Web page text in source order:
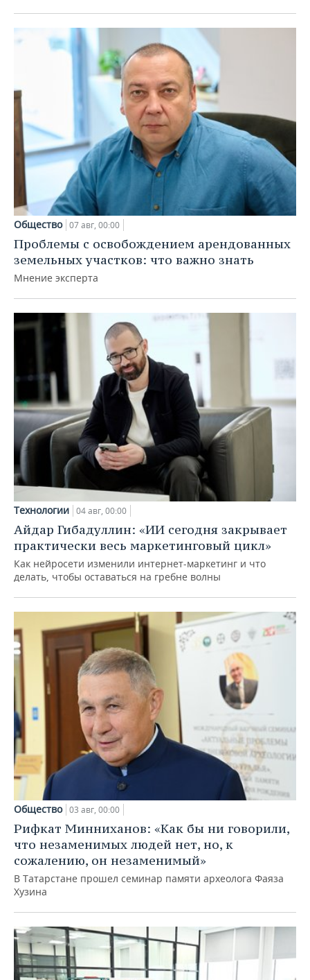
Общество 07 авг, 00:00
Проблемы с освобождением арендованных
земельных участков: что важно знать
Мнение эксперта
Технологии 04 авг, 00:00
Айдар Гибадуллин: «ИИ сегодня закрывает
практически весь маркетинговый цикл»
Как нейросети изменили интернет-маркетинг и что
делать, чтобы оставаться на гребне волны
Общество 03 авг, 00:00
Рифкат Минниханов: «Как бы ни говорили,
что незаменимых людей нет, но, к
сожалению, он незаменимый»
В Татарстане прошел семинар памяти археолога Фаяза
Хузина